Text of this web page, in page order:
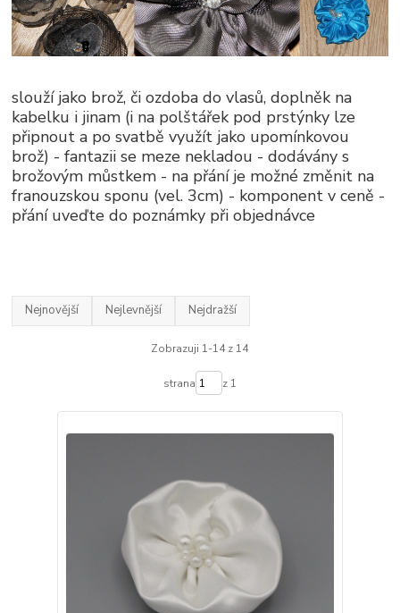
slouží jako brož, či ozdoba do vlasů, doplněk na
kabelku i jinam (i na polštářek pod prstýnky lze
připnout a po svatbě využít jako upomínkovou
brož) - fantazii se meze nekladou - dodávány s
brožovým můstkem - na přání je možné změnit na
franouzskou sponu (vel. 3cm) - komponent v ceně -
přání uveďte do poznámky při objednávce
Nejnovější Nejlevnější Nejdražší
Zobrazuji 1-14 z 14
strana z 1